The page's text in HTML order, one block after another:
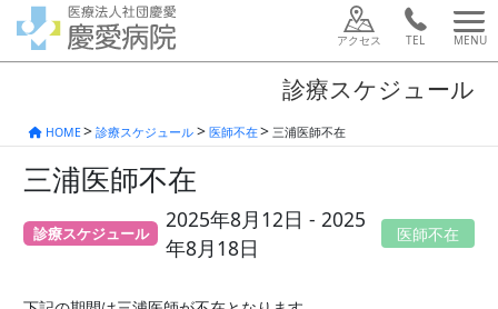
アクセス TEL MENU
診療スケジュール
HOME 診療スケジュール 医師不在 三浦医師不在
三浦医師不在
診療スケジュール
2025年8月12日 - 2025
年8月18日
医師不在